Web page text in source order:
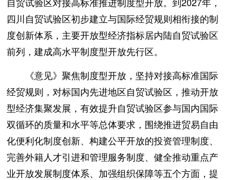
四川自贸试验区初步建立与国际经贸规则相衔接的制
度创新体系，主要开放型经济指标居内陆自贸试验区
前列，建成高水平制度型开放先行区。
《意见》聚焦制度型开放，坚持对接高标准国际
经贸规则，对标国内先进地区自贸试验区，推动开放
型经济集聚发展，有效提升自贸试验区参与国内国际
双循环的质量和水平等总体要求，围绕推进贸易自由
化便利化制度创新、构建公平开放的投资管理制度、
完善外籍人才引进和管理服务制度、健全推动重点产
业开放发展制度体系、加强组织保障等五个方面，提